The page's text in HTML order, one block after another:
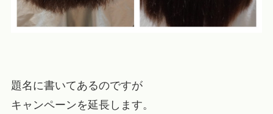
題名に書いてあるのですが
キャンペーンを延長します。